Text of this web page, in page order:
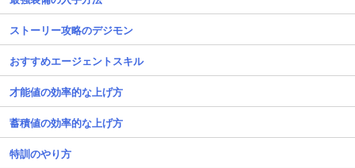
ストーリー攻略のデジモン
おすすめエージェントスキル
才能値の効率的な上げ方
蓄積値の効率的な上げ方
特訓のやり方